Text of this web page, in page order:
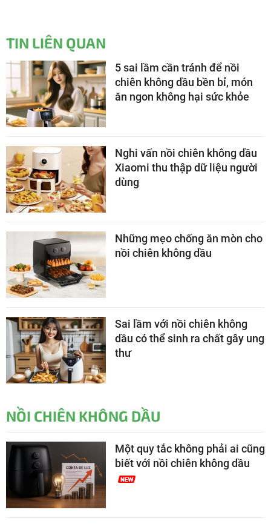
TIN LIÊN QUAN
5 sai lầm cần tránh để nồi
chiên không dầu bền bỉ, món
ăn ngon không hại sức khỏe
Nghi vấn nồi chiên không dầu
Xiaomi thu thập dữ liệu người
dùng
Những mẹo chống ăn mòn cho
nồi chiên không dầu
Sai lầm với nồi chiên không
dầu có thể sinh ra chất gây ung
thư
NỒI CHIÊN KHÔNG DẦU
Một quy tắc không phải ai cũng
biết với nồi chiên không dầu